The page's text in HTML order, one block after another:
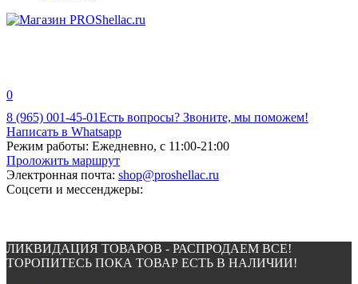
0
8 (965) 001-45-01Есть вопросы? Звоните, мы поможем!
Написать в Whatsapp
Режим работы: Ежедневно, с 11:00-21:00
Проложить маршрут
Электронная почта: shop@proshellac.ru
Соцсети и мессенджеры:
ЛИКВИДАЦИЯ ТОВАРОВ - РАСПРОДАЕМ ВСЕ!
ТОРОПИТЕСЬ ПОКА ТОВАР ЕСТЬ В НАЛИЧИИ!